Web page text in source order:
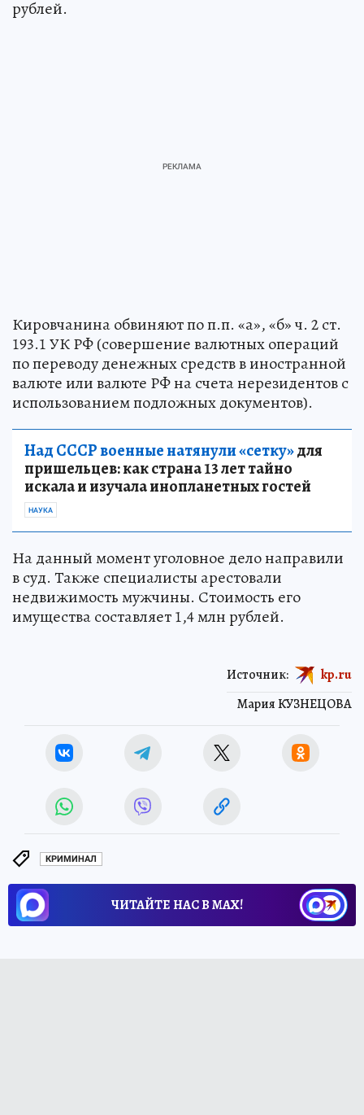
рублей.
Кировчанина обвиняют по п.п. «а», «б» ч. 2 ст.
193.1 УК РФ (совершение валютных операций
по переводу денежных средств в иностранной
валюте или валюте РФ на счета нерезидентов с
использованием подложных документов).
Над СССР военные натянули «сетку»для
пришельцев: как страна 13 лет тайно
искала и изучала инопланетных гостей
НАУКА
На данный момент уголовное дело направили
в суд. Также специалисты арестовали
недвижимость мужчины. Стоимость его
имущества составляет 1,4 млн рублей.
Мария КУЗНЕЦОВА
Источник: kp.ru
КРИМИНАЛ
ЧИТАЙТЕ НАС В МАХ!